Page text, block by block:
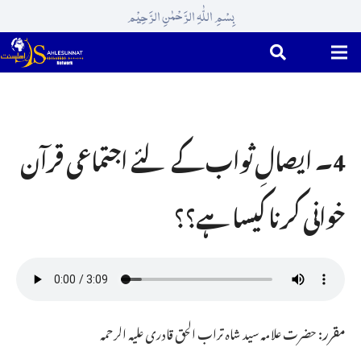
بِسْمِ اللّٰہِ الرَّحْمٰنِ الرَّحِیْم
4۔ ایصالِ ثواب کے لئے اجتماعی قرآن
خوانی کرنا کیسا ہے؟؟
مقرر:حضرت علامہ سید شاہ تراب الحق قادری علیہ الرحمہ